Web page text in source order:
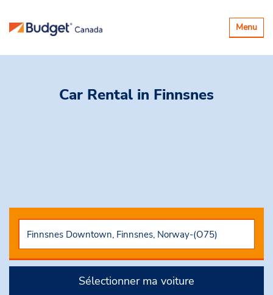
Basculer
la
Menu
Car Rental in Finnsnes
Sélectionner ma voiture